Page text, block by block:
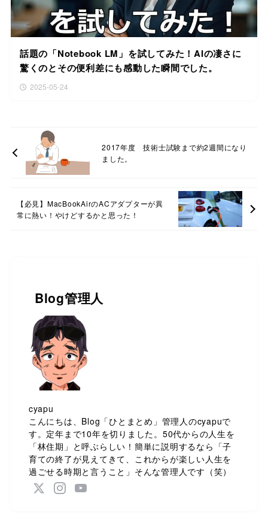
話題の「Notebook LM」を試してみた！AIの凄さに
驚くのとその便利差にも感動した瞬間でした。
2025-05-24
2017年度 技術士試験まで約2週間になり
ました。
【必見】MacBookAirのACアダプターが異
常に熱い！やけどするかと思った！
Blog管理人
cyapu
こんにちは、Blog「ひとまとめ」管理人のcyapuで
す。定年まで10年を切りました。50代からの人生を
「林住期」と呼ぶらしい！簡単に説明するなら「子
育ての終了が見えてきて、これからが楽しい人生を
過ごせる時期と言うこと」そんな管理人です（笑）